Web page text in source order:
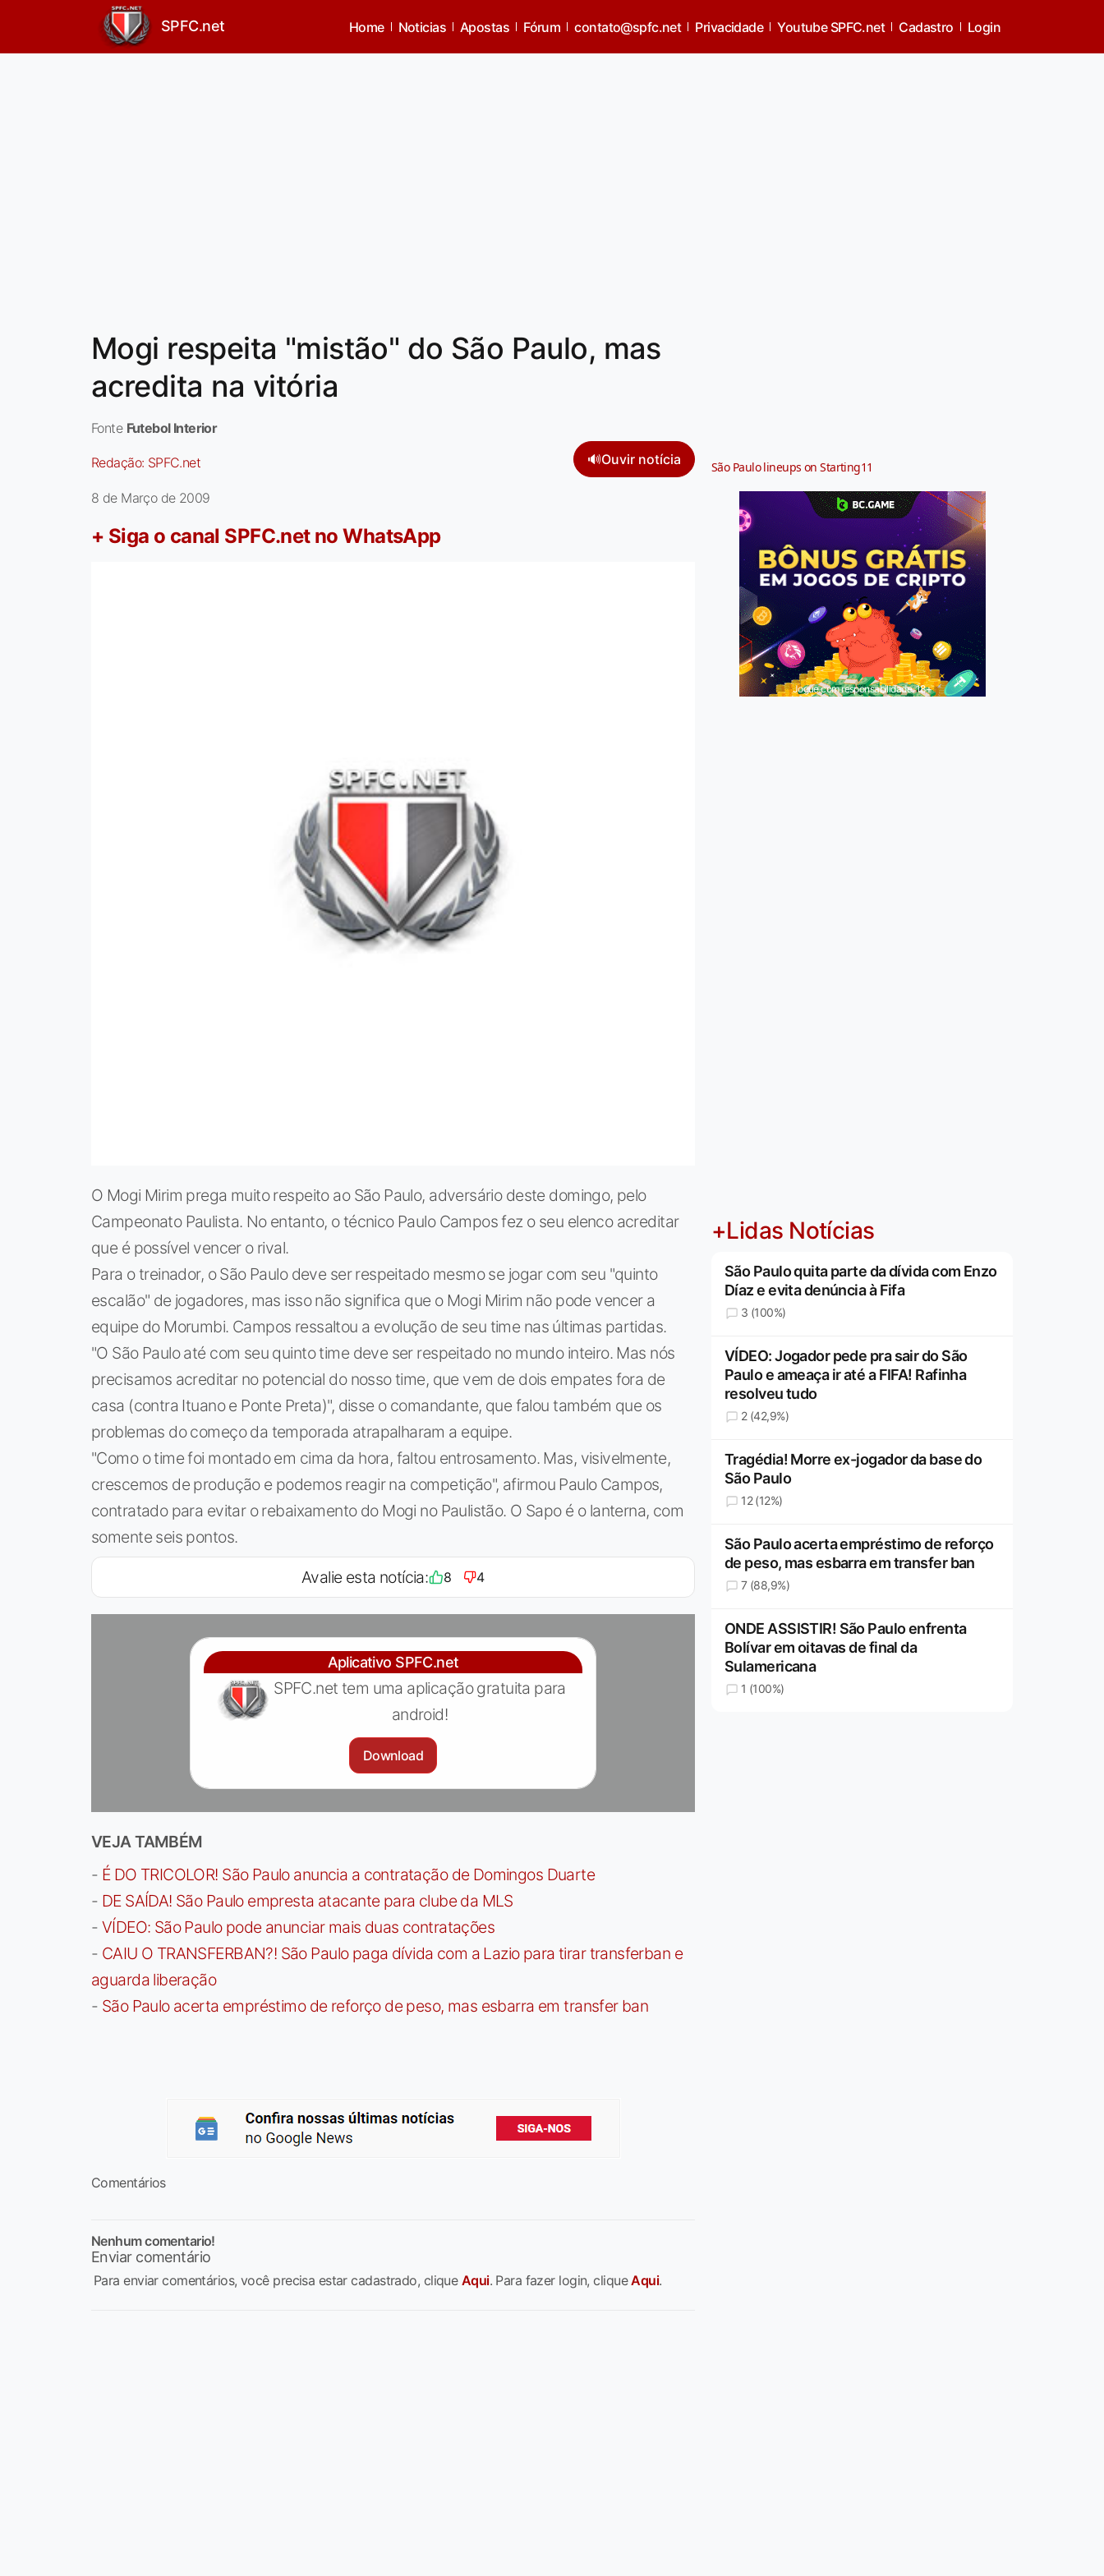
SPFC.net Home Noticias Apostas Fórum contato@spfc.net Privacidade Youtube SPFC.net Cadastro Login
Mogi respeita "mistão" do São Paulo, mas
acredita na vitória
Fonte Futebol Interior
Redação: SPFC.net 🔊Ouvir notícia
8 de Março de 2009
+ Siga o canal SPFC.net no WhatsApp
O Mogi Mirim prega muito respeito ao São Paulo, adversário deste domingo, pelo
Campeonato Paulista. No entanto, o técnico Paulo Campos fez o seu elenco acreditar
que é possível vencer o rival.
Para o treinador, o São Paulo deve ser respeitado mesmo se jogar com seu "quinto
escalão" de jogadores, mas isso não significa que o Mogi Mirim não pode vencer a
equipe do Morumbi. Campos ressaltou a evolução de seu time nas últimas partidas.
"O São Paulo até com seu quinto time deve ser respeitado no mundo inteiro. Mas nós
precisamos acreditar no potencial do nosso time, que vem de dois empates fora de
casa (contra Ituano e Ponte Preta)", disse o comandante, que falou também que os
problemas do começo da temporada atrapalharam a equipe.
"Como o time foi montado em cima da hora, faltou entrosamento. Mas, visivelmente,
crescemos de produção e podemos reagir na competição", afirmou Paulo Campos,
contratado para evitar o rebaixamento do Mogi no Paulistão. O Sapo é o lanterna, com
somente seis pontos.
Avalie esta notícia: 8 4
Aplicativo SPFC.net
SPFC.net tem uma aplicação gratuita para
android!
Download
VEJA TAMBÉM
- É DO TRICOLOR! São Paulo anuncia a contratação de Domingos Duarte
- DE SAÍDA! São Paulo empresta atacante para clube da MLS
- VÍDEO: São Paulo pode anunciar mais duas contratações
- CAIU O TRANSFERBAN?! São Paulo paga dívida com a Lazio para tirar transferban e
aguarda liberação
- São Paulo acerta empréstimo de reforço de peso, mas esbarra em transfer ban
Comentários
Nenhum comentario!
Enviar comentário
Para enviar comentários, você precisa estar cadastrado, clique Aqui. Para fazer login, cliqueAqui.
São Paulo lineups on Starting11
Jogue com responsabilidade. 18+
+Lidas Notícias
São Paulo quita parte da dívida com Enzo
Díaz e evita denúncia à Fifa
3 (100%)
VÍDEO: Jogador pede pra sair do São
Paulo e ameaça ir até a FIFA! Rafinha
resolveu tudo
2 (42,9%)
Tragédia! Morre ex-jogador da base do
São Paulo
12 (12%)
São Paulo acerta empréstimo de reforço
de peso, mas esbarra em transfer ban
7 (88,9%)
ONDE ASSISTIR! São Paulo enfrenta
Bolívar em oitavas de final da
Sulamericana
1 (100%)